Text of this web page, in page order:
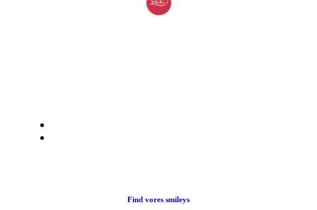
Find vores smileys